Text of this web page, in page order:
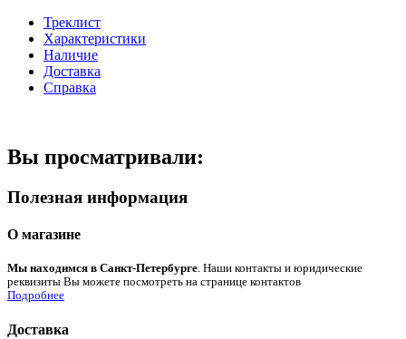
Треклист
Характеристики
Наличие
Доставка
Справка
Вы просматривали:
Полезная информация
О магазине
Мы находимся в Санкт-Петербурге. Наши контакты и юридические
реквизиты Вы можете посмотреть на странице контактов
Подробнее
Доставка